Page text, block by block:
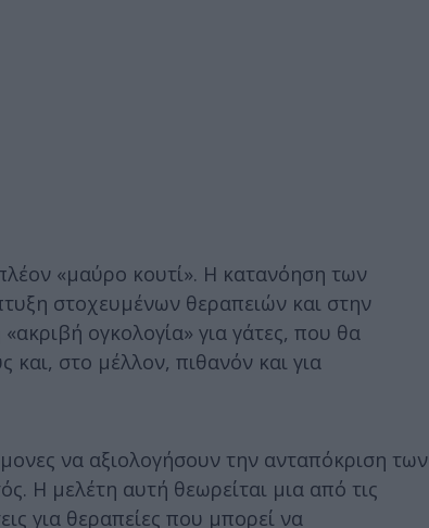
«μαύρο κουτί». Η κατανόηση των
στοχευμένων θεραπειών και στην
ογκολογία» για γάτες, που θα
στο μέλλον, πιθανόν και για
να αξιολογήσουν την ανταπόκριση των
Η μελέτη αυτή θεωρείται μια από τις
για θεραπείες που μπορεί να